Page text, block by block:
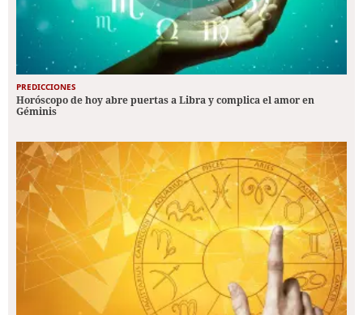
PREDICCIONES
Horóscopo de hoy abre puertas a Libra y complica el amor en
Géminis